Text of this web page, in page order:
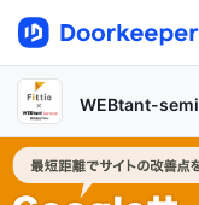
WEBtant-